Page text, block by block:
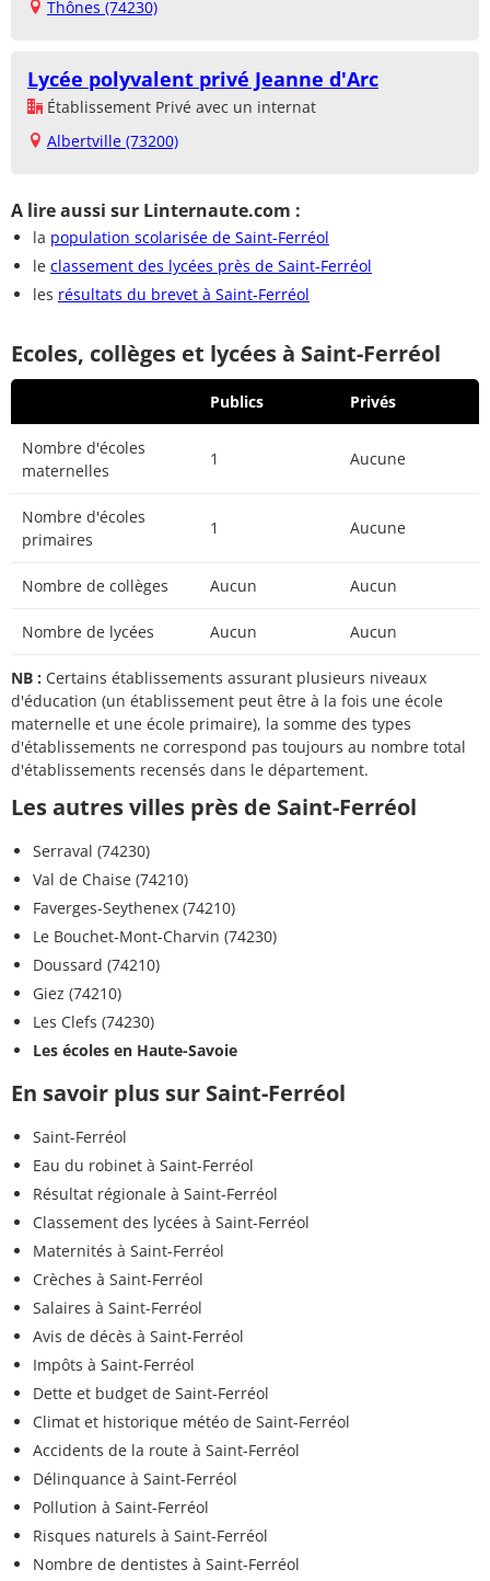
Thônes (74230)
Lycée polyvalent privé Jeanne d'Arc
Établissement Privé avec un internat
Albertville (73200)
A lire aussi sur Linternaute.com :
la population scolarisée de Saint-Ferréol
le classement des lycées près de Saint-Ferréol
les résultats du brevet à Saint-Ferréol
Ecoles, collèges et lycées à Saint-Ferréol
Publics Privés
Nombre d'écoles
maternelles
1 Aucune
Nombre d'écoles
primaires
1 Aucune
Nombre de collèges Aucun Aucun
Nombre de lycées Aucun Aucun
NB : Certains établissements assurant plusieurs niveaux
d'éducation (un établissement peut être à la fois une école
maternelle et une école primaire), la somme des types
d'établissements ne correspond pas toujours au nombre total
d'établissements recensés dans le département.
Les autres villes près de Saint-Ferréol
Serraval (74230)
Val de Chaise (74210)
Faverges-Seythenex (74210)
Le Bouchet-Mont-Charvin (74230)
Doussard (74210)
Giez (74210)
Les Clefs (74230)
Les écoles en Haute-Savoie
En savoir plus sur Saint-Ferréol
Saint-Ferréol
Eau du robinet à Saint-Ferréol
Résultat régionale à Saint-Ferréol
Classement des lycées à Saint-Ferréol
Maternités à Saint-Ferréol
Crèches à Saint-Ferréol
Salaires à Saint-Ferréol
Avis de décès à Saint-Ferréol
Impôts à Saint-Ferréol
Dette et budget de Saint-Ferréol
Climat et historique météo de Saint-Ferréol
Accidents de la route à Saint-Ferréol
Délinquance à Saint-Ferréol
Pollution à Saint-Ferréol
Risques naturels à Saint-Ferréol
Nombre de dentistes à Saint-Ferréol